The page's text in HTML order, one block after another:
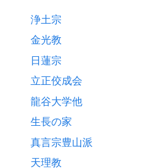
事
を
読
む
浄土宗
金光教
日蓮宗
立正佼成会
龍谷大学他
生長の家
真言宗豊山派
天理教